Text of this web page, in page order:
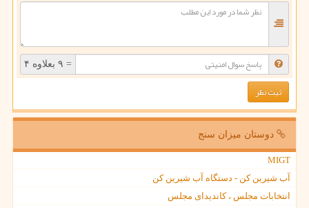
= ۹ بعلاوه ۴
دوستان میزان سنج
MIGT
آب شیرین کن - دستگاه آب شیرین کن
انتخابات مجلس ، کاندیدای مجلس